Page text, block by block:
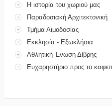
Η ιστορία του χωριού μας
Παραδοσιακή Αρχιτεκτονική
Τμήμα Αιμοδοσίας
Εκκλησία - Εξωκλήσια
Αθλητική Ένωση Δίβρης
Ευχαρηστήριο προς το